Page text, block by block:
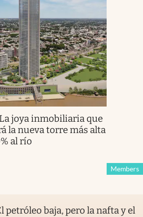
La joya inmobiliaria que
la nueva torre más alta
al río
Members
petróleo baja, pero la nafta y el